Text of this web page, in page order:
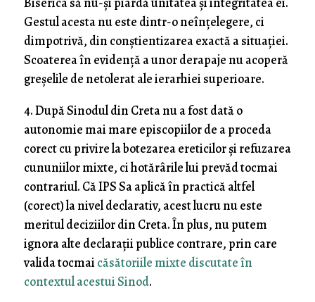
Gestul acesta nu este dintr-o neînțelegere, ci
dimpotrivă, din conștientizarea exactă a situației.
Scoaterea în evidență a unor derapaje nu acoperă
greșelile de netolerat ale ierarhiei superioare.
4. După Sinodul din Creta nu a fost dată o
autonomie mai mare episcopiilor de a proceda
corect cu privire la botezarea ereticilor și refuzarea
cununiilor mixte, ci hotărârile lui prevăd tocmai
contrariul. Că IPS Sa aplică în practică altfel
(corect) la nivel declarativ, acest lucru nu este
meritul deciziilor din Creta. În plus, nu putem
ignora alte declarații publice contrare, prin care
valida tocmai căsătoriile mixte discutate în
contextul acestui Sinod.